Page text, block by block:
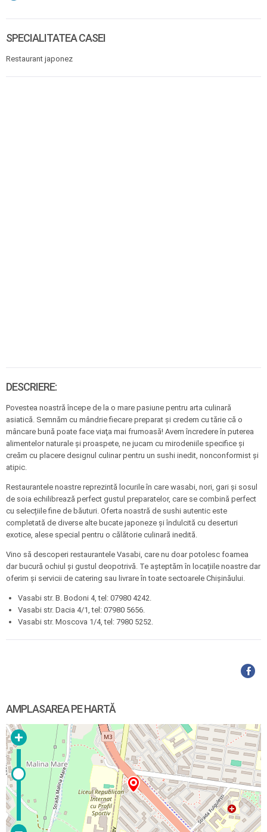
SPECIALITATEA CASEI
Restaurant japonez
DESCRIERE:
Povestea noastră începe de la o mare pasiune pentru arta culinară
asiatică. Semnăm cu mândrie fiecare preparat şi credem cu tărie că o
mâncare bună poate face viaţa mai frumoasă! Avem încredere în puterea
alimentelor naturale şi proaspete, ne jucam cu mirodeniile specifice şi
creăm cu placere designul culinar pentru un sushi inedit, nonconformist şi
atipic.
Restaurantele noastre reprezintă locurile în care wasabi, nori, gari şi sosul
de soia echilibrează perfect gustul preparatelor, care se combină perfect
cu selecțiile fine de băuturi. Oferta noastră de sushi autentic este
completată de diverse alte bucate japoneze și îndulcită cu deserturi
exotice, alese special pentru o călătorie culinară inedită.
Vino să descoperi restaurantele Vasabi, care nu doar potolesc foamea
dar bucură ochiul şi gustul deopotrivă. Te aşteptăm în locațiile noastre dar
oferim și servicii de catering sau livrare în toate sectoarele Chișinăului.
Vasabi str. B. Bodoni 4, tel: 07980 4242.
Vasabi str. Dacia 4/1, tel: 07980 5656.
Vasabi str. Moscova 1/4, tel: 7980 5252.
AMPLASAREA PE HARTĂ